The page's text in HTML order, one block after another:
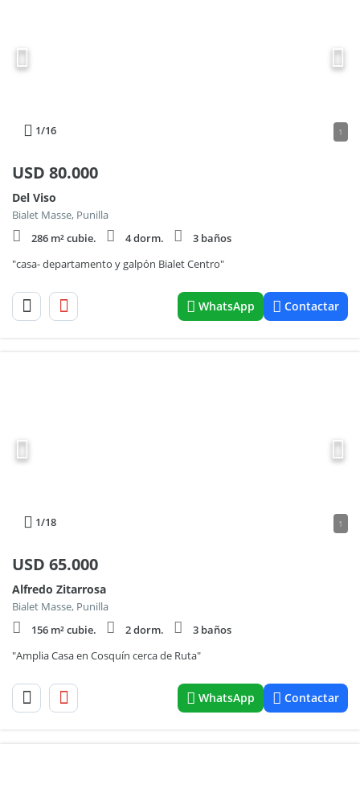
1/16 1
USD 80.000
Del Viso
Bialet Masse, Punilla
286 m² cubie.
4 dorm.
3 baños
"casa- departamento y galpón Bialet Centro"
WhatsApp Contactar
1/18 1
USD 65.000
Alfredo Zitarrosa
Bialet Masse, Punilla
156 m² cubie.
2 dorm.
3 baños
"Amplia Casa en Cosquín cerca de Ruta"
WhatsApp Contactar